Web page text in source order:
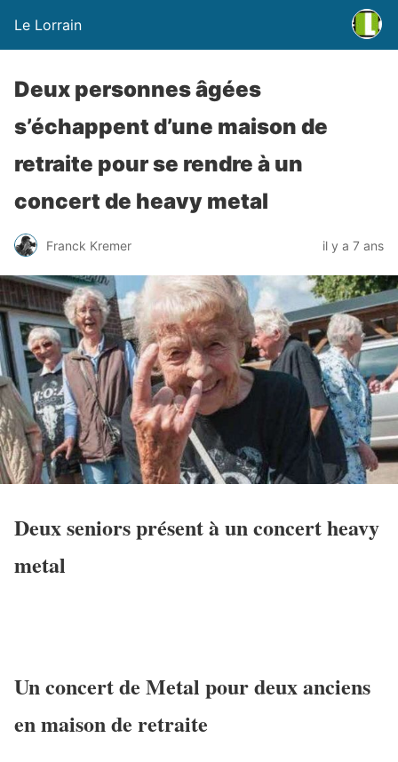
Le Lorrain
Deux personnes âgées
s’échappent d’une maison de
retraite pour se rendre à un
concert de heavy metal
Franck Kremer il y a 7 ans
Deux seniors présent à un concert heavy
metal
Un concert de Metal pour deux anciens
en maison de retraite